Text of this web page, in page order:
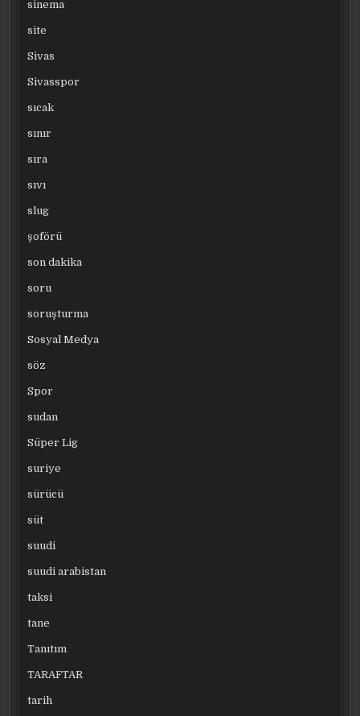
sinema
site
Sivas
Sivasspor
sıcak
sınır
sıra
sıvı
slug
şoförü
son dakika
soru
soruşturma
Sosyal Medya
söz
Spor
sudan
Süper Lig
suriye
sürücü
süt
suudi
suudi arabistan
taksi
tane
Tanıtım
TARAFTAR
tarih